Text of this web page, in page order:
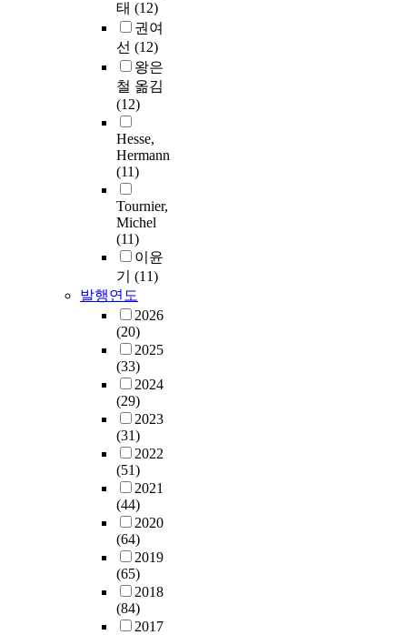
태 (12)
권여
선 (12)
왕은
철 옮김
(12)
Hesse,
Hermann
(11)
Tournier,
Michel
(11)
이윤
기 (11)
발행연도
2026
(20)
2025
(33)
2024
(29)
2023
(31)
2022
(51)
2021
(44)
2020
(64)
2019
(65)
2018
(84)
2017